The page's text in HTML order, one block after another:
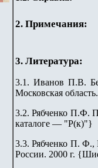
2. Примечания:
3. Литература:
3.1. Иванов П.В.
Московская
3.2.Рябченко П.Ф.
каталоге — "Р(к)"}
3.3.Рябченко П. Ф.,
России. 2000 г.